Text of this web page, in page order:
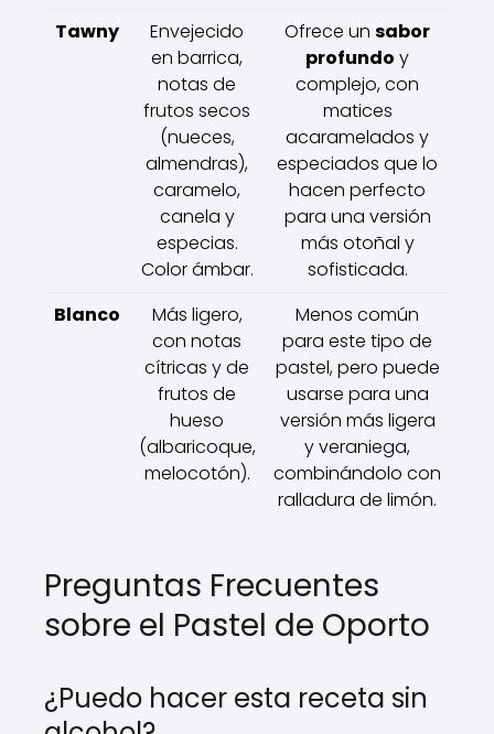
Tawny
Envejecido
en barrica,
notas de
frutos secos
(nueces,
almendras),
caramelo,
canela y
especias.
Color ámbar.
Ofrece un sabor
profundo y
complejo, con
matices
acaramelados y
especiados que lo
hacen perfecto
para una versión
más otoñal y
sofisticada.
Blanco
Más ligero,
con notas
cítricas y de
frutos de
hueso
(albaricoque,
melocotón).
Menos común
para este tipo de
pastel, pero puede
usarse para una
versión más ligera
y veraniega,
combinándolo con
ralladura de limón.
Preguntas Frecuentes
sobre el Pastel de Oporto
¿Puedo hacer esta receta sin